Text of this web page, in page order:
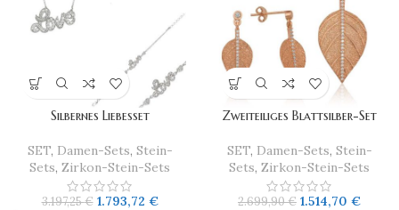
Silbernes Liebesset
SET, Damen-Sets, Stein-
Sets, Zirkon-Stein-Sets
3.197,25€ 1.793,72 €
Zweiteiliges Blattsilber-Set
SET, Damen-Sets, Stein-
Sets, Zirkon-Stein-Sets
2.699,90€ 1.514,70 €